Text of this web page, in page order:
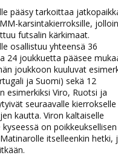
pääsy tarkoittaa
karsintakierroksille, jolloin
futsalin kärkimaat.
osallistuu yhteensä 36
24 joukkuetta pääsee
joukkoon kuuluvat
ja Suomi) sekä 12
esimerkiksi Viro, Ruotsi ja
seuraavalle kierrokselle
kautta. Viron kaltaiselle
on
itselleenkin hetki,